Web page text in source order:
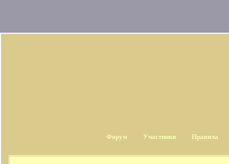
Форум Участники Правила